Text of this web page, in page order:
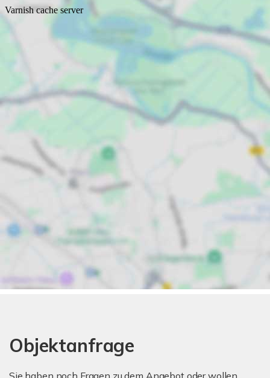
Objektanfrage
Sie haben noch Fragen zu dem Angebot oder wollen